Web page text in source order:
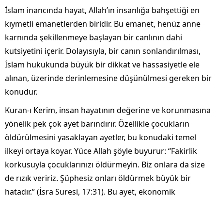
İslam inancında hayat, Allah’ın insanlığa bahşettiği en
kıymetli emanetlerden biridir. Bu emanet, henüz anne
karnında şekillenmeye başlayan bir canlının dahi
kutsiyetini içerir. Dolayısıyla, bir canın sonlandırılması,
İslam hukukunda büyük bir dikkat ve hassasiyetle ele
alınan, üzerinde derinlemesine düşünülmesi gereken bir
konudur.
Kuran-ı Kerim, insan hayatının değerine ve korunmasına
yönelik pek çok ayet barındırır. Özellikle çocukların
öldürülmesini yasaklayan ayetler, bu konudaki temel
ilkeyi ortaya koyar. Yüce Allah şöyle buyurur: “Fakirlik
korkusuyla çocuklarınızı öldürmeyin. Biz onlara da size
de rızık veririz. Şüphesiz onları öldürmek büyük bir
hatadır.” (İsra Suresi, 17:31). Bu ayet, ekonomik